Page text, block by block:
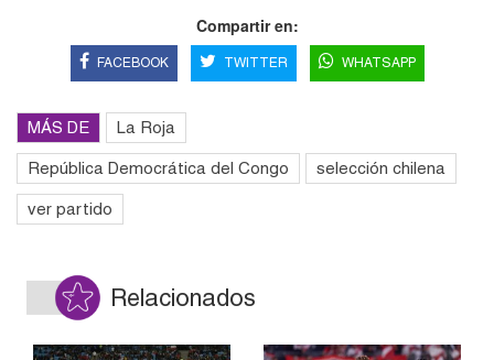
Compartir en:
FACEBOOK TWITTER WHATSAPP
MÁS DE La Roja
República Democrática del Congo selección chilena
ver partido
Relacionados